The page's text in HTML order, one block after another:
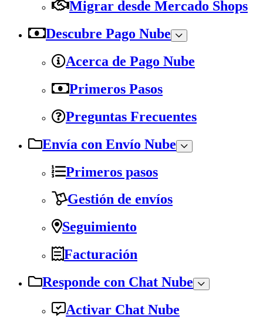
Migrar desde Mercado Shops
Descubre Pago Nube
Acerca de Pago Nube
Primeros Pasos
Preguntas Frecuentes
Envía con Envío Nube
Primeros pasos
Gestión de envíos
Seguimiento
Facturación
Responde con Chat Nube
Activar Chat Nube